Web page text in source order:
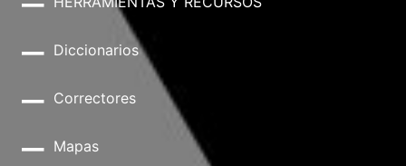
Diccionarios
Correctores
Mapas